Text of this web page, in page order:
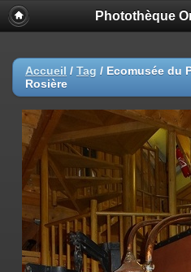
Photothèque
Accueil / Tag / Ecomusée du
Rosière